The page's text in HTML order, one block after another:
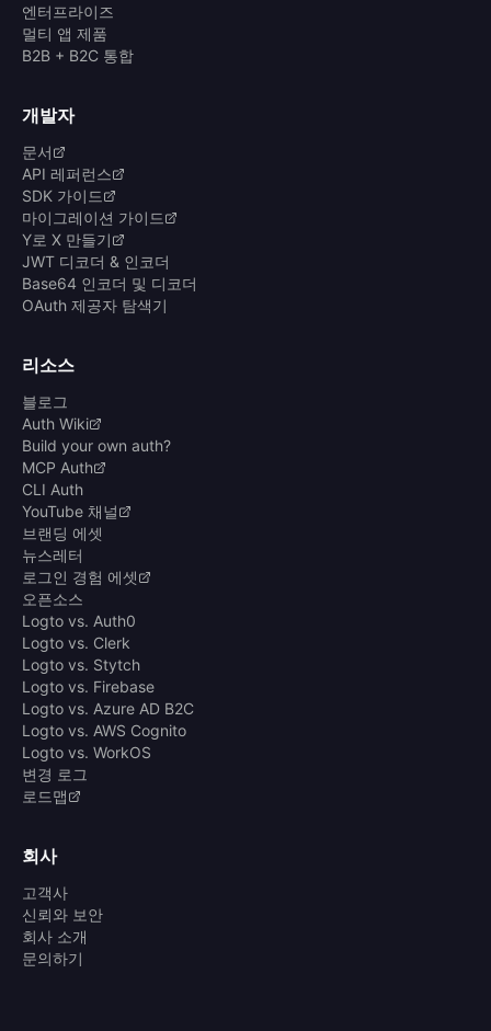
엔터프라이즈
멀티 앱 제품
B2B + B2C 통합
개발자
문서
API 레퍼런스
SDK 가이드
마이그레이션 가이드
Y로 X 만들기
JWT 디코더 & 인코더
Base64 인코더 및 디코더
OAuth 제공자 탐색기
리소스
블로그
Auth Wiki
Build your own auth?
MCP Auth
CLI Auth
YouTube 채널
브랜딩 에셋
뉴스레터
로그인 경험 에셋
오픈소스
Logto vs. Auth0
Logto vs. Clerk
Logto vs. Stytch
Logto vs. Firebase
Logto vs. Azure AD B2C
Logto vs. AWS Cognito
Logto vs. WorkOS
변경 로그
로드맵
회사
고객사
신뢰와 보안
회사 소개
문의하기